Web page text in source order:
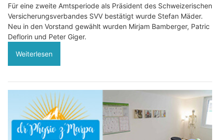
Für eine zweite Amtsperiode als Präsident des Schweizerischen
Versicherungsverbandes SVV bestätigt wurde Stefan Mäder.
Neu in den Vorstand gewählt wurden Mirjam Bamberger, Patric
Deflorin und Peter Giger.
Weiterlesen